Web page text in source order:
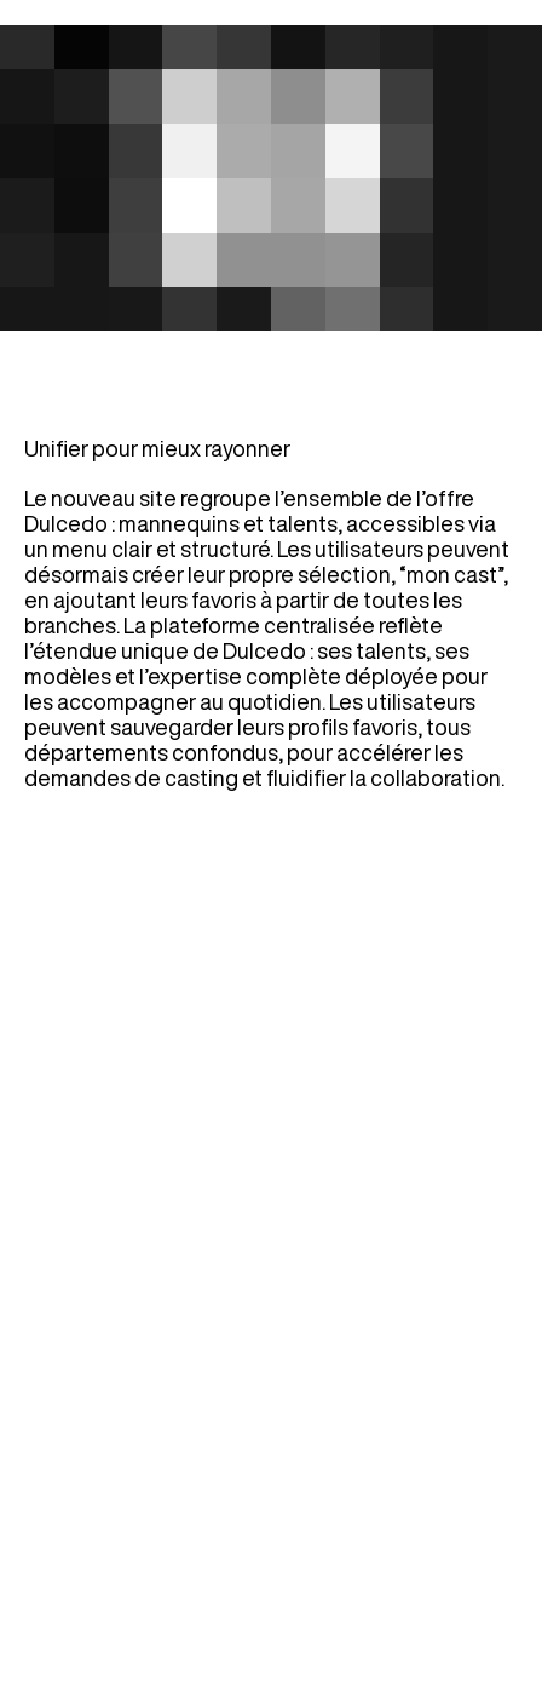
Unifier pour mieux rayonner
Le nouveau site regroupe l’ensemble de l’offre
Dulcedo : mannequins et talents, accessibles via
un menu clair et structuré. Les utilisateurs peuvent
désormais créer leur propre sélection, “mon cast”,
en ajoutant leurs favoris à partir de toutes les
branches. La plateforme centralisée reflète
l’étendue unique de Dulcedo : ses talents, ses
modèles et l’expertise complète déployée pour
les accompagner au quotidien. Les utilisateurs
peuvent sauvegarder leurs profils favoris, tous
départements confondus, pour accélérer les
demandes de casting et fluidifier la collaboration.